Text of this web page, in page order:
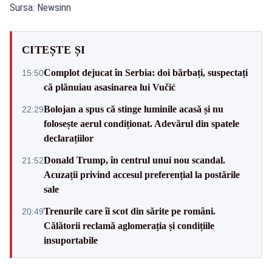
Sursa: Newsinn
CITEȘTE ȘI
15:50Complot dejucat în Serbia: doi bărbați, suspectați
că plănuiau asasinarea lui Vučić
22:29Bolojan a spus că stinge luminile acasă și nu
folosește aerul condiționat. Adevărul din spatele
declarațiilor
21:52Donald Trump, în centrul unui nou scandal.
Acuzații privind accesul preferențial la postările
sale
20:49Trenurile care îi scot din sărite pe români.
Călătorii reclamă aglomerația și condițiile
insuportabile